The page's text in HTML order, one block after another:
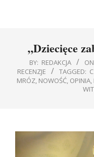
„Dziecięce
BY: REDAKCJA
RECENZJE
TAGGED:
MRÓZ, NOWOŚĆ, OPINIA,